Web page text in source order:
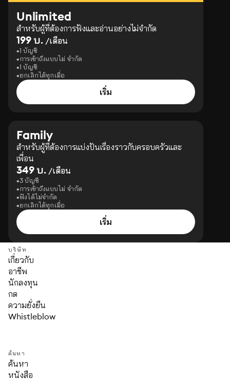
Unlimited
สำหรับผู้ที่ต้องการฟังและอ่านอย่างไม่จำกัด
199 บ. /เดือน
1 บัญชี
การเข้าถึงแบบไม่ จำกัด
1 บัญชี
ยกเลิกได้ทุกเมื่อ
เริ่ม
Family
สำหรับผู้ที่ต้องการแบ่งปันเรื่องราวกับครอบครัวและ
เพื่อน
349 บ. /เดือน
3 บัญชี
การเข้าถึงแบบไม่ จำกัด
ฟังได้ไม่จำกัด
ยกเลิกได้ทุกเมื่อ
เริ่ม
บริษัท
เกี่ยวกับ
อาชีพ
นักลงทุน
กด
ความยั่งยืน
Whistleblow
ค้นหา
ค้นหา
หนังสือ